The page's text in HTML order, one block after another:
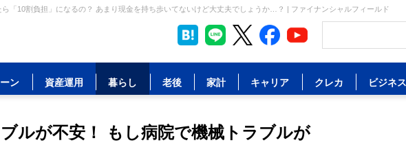
「10割負担」になるの？ あまり現金を持ち歩いてないけど大丈夫でしょうか…？ | ファイナンシャルフィールド
ン 資産運用 暮らし 老後 家計 キャリア クレカ ビジネス
ルが不安！ もし病院で機械トラブルが